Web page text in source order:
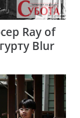
Ray of
Blur